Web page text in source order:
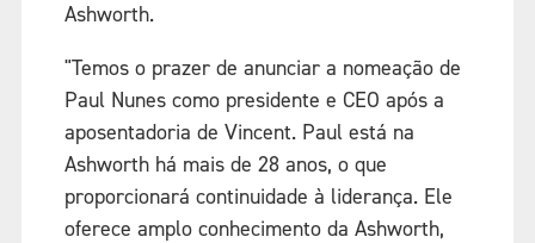
Ashworth.
"Temos o prazer de anunciar a nomeação de
Paul Nunes como presidente e CEO após a
aposentadoria de Vincent. Paul está na
Ashworth há mais de 28 anos, o que
proporcionará continuidade à liderança. Ele
oferece amplo conhecimento da Ashworth,